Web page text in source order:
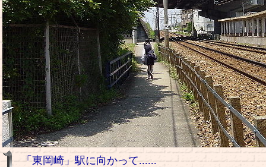
「東岡崎」駅に向かって......